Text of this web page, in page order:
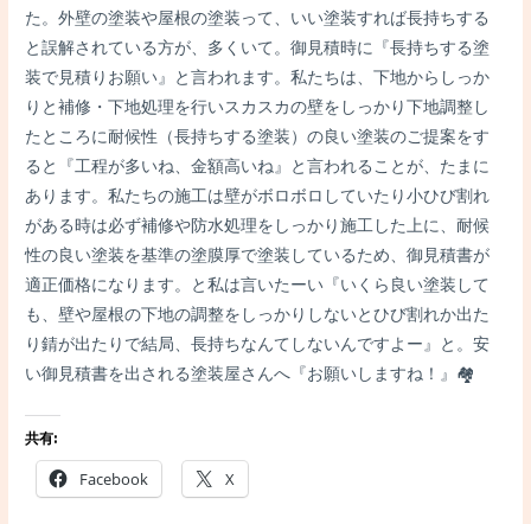
た。外壁の塗装や屋根の塗装って、いい塗装すれば長持ちする
と誤解されている方が、多くいて。御見積時に『長持ちする塗
装で見積りお願い』と言われます。私たちは、下地からしっか
りと補修・下地処理を行いスカスカの壁をしっかり下地調整し
たところに耐候性（長持ちする塗装）の良い塗装のご提案をす
ると『工程が多いね、金額高いね』と言われることが、たまに
あります。私たちの施工は壁がボロボロしていたり小ひび割れ
がある時は必ず補修や防水処理をしっかり施工した上に、耐候
性の良い塗装を基準の塗膜厚で塗装しているため、御見積書が
適正価格になります。と私は言いたーい『いくら良い塗装して
も、壁や屋根の下地の調整をしっかりしないとひび割れか出た
り錆が出たりで結局、長持ちなんてしないんですよー』と。安
い御見積書を出される塗装屋さんへ『お願いしますね！』🏘
共有:
Facebook X